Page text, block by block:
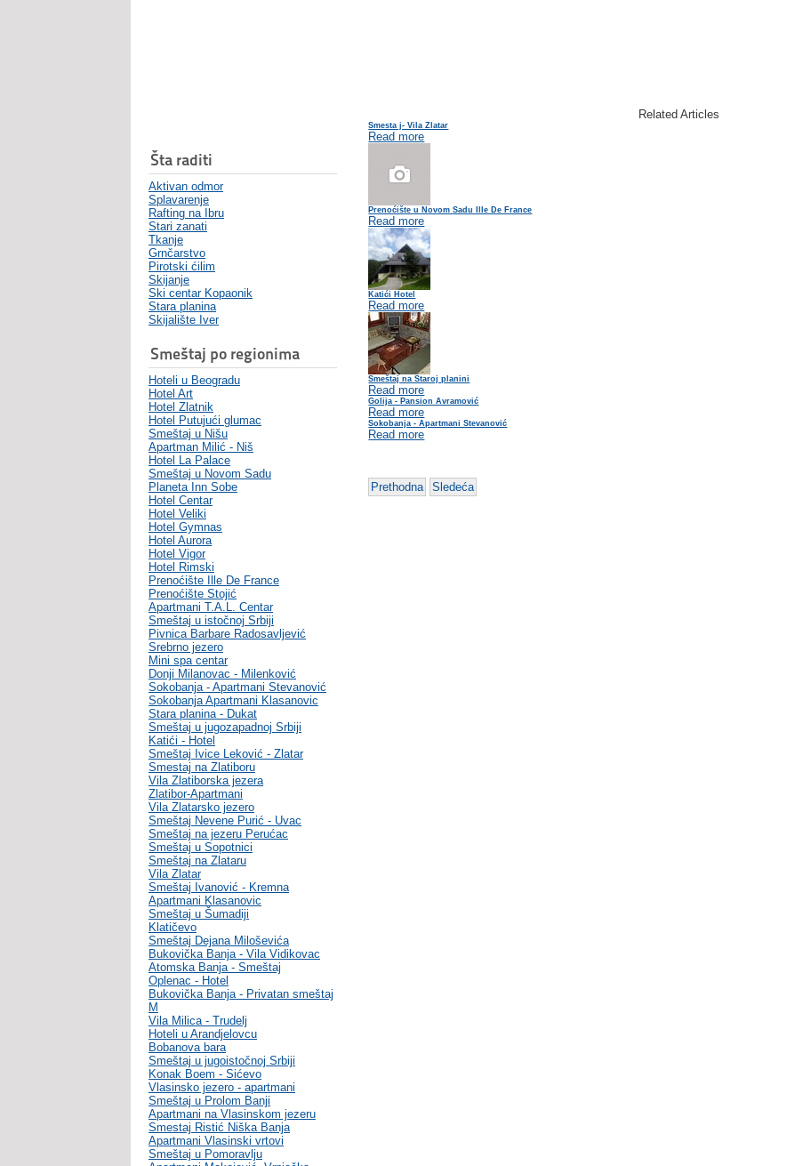
Šta raditi
Aktivan odmor
Splavarenje
Rafting na Ibru
Stari zanati
Tkanje
Grnčarstvo
Pirotski ćilim
Skijanje
Ski centar Kopaonik
Stara planina
Skijalište Iver
Smeštaj po regionima
Hoteli u Beogradu
Hotel Art
Hotel Zlatnik
Hotel Putujući glumac
Smeštaj u Nišu
Apartman Milić - Niš
Hotel La Palace
Smeštaj u Novom Sadu
Planeta Inn Sobe
Hotel Centar
Hotel Veliki
Hotel Gymnas
Hotel Aurora
Hotel Vigor
Hotel Rimski
Prenoćište Ille De France
Prenoćište Stojić
Apartmani T.A.L. Centar
Smeštaj u istočnoj Srbiji
Pivnica Barbare Radosavljević
Srebrno jezero
Mini spa centar
Donji Milanovac - Milenković
Sokobanja - Apartmani Stevanović
Sokobanja Apartmani Klasanovic
Stara planina - Dukat
Smeštaj u jugozapadnoj Srbiji
Katići - Hotel
Smeštaj Ivice Leković - Zlatar
Smestaj na Zlatiboru
Vila Zlatiborska jezera
Zlatibor-Apartmani
Vila Zlatarsko jezero
Smeštaj Nevene Purić - Uvac
Smeštaj na jezeru Perućac
Smeštaj u Sopotnici
Smeštaj na Zlataru
Vila Zlatar
Smeštaj Ivanović - Kremna
Apartmani Klasanovic
Smeštaj u Šumadiji
Klatičevo
Smeštaj Dejana Miloševića
Bukovička Banja - Vila Vidikovac
Atomska Banja - Smeštaj
Oplenac - Hotel
Bukovička Banja - Privatan smeštaj
M
Vila Milica - Trudelj
Hoteli u Arandjelovcu
Bobanova bara
Smeštaj u jugoistočnoj Srbiji
Konak Boem - Sićevo
Vlasinsko jezero - apartmani
Smeštaj u Prolom Banji
Apartmani na Vlasinskom jezeru
Smestaj Ristić Niška Banja
Apartmani Vlasinski vrtovi
Smeštaj u Pomoravlju
Related Articles
Smesta j- Vila Zlatar
Read more
Prenoćište u Novom Sadu Ille De France
Read more
Katići Hotel
Read more
Smeštaj na Staroj planini
Read more
Golija - Pansion Avramović
Read more
Sokobanja - Apartmani Stevanović
Read more
Prethodna Sledeća